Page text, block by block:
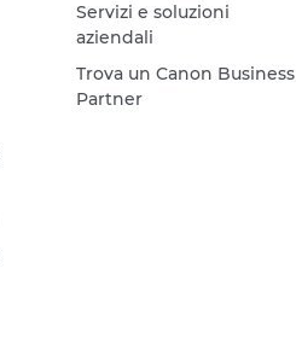
Servizi e soluzioni
aziendali
Trova un Canon Business
Partner